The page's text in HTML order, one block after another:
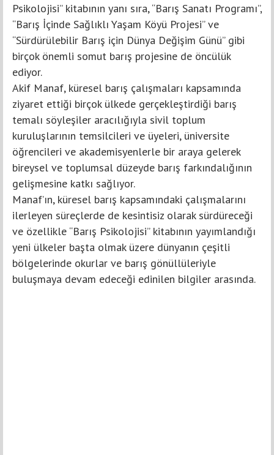
Psikolojisi” kitabının yanı sıra, “Barış Sanatı Programı”,
“Barış İçinde Sağlıklı Yaşam Köyü Projesi” ve
“Sürdürülebilir Barış için Dünya Değişim Günü” gibi
birçok önemli somut barış projesine de öncülük
ediyor.
Akif Manaf, küresel barış çalışmaları kapsamında
ziyaret ettiği birçok ülkede gerçekleştirdiği barış
temalı söyleşiler aracılığıyla sivil toplum
kuruluşlarının temsilcileri ve üyeleri, üniversite
öğrencileri ve akademisyenlerle bir araya gelerek
bireysel ve toplumsal düzeyde barış farkındalığının
gelişmesine katkı sağlıyor.
Manaf’ın, küresel barış kapsamındaki çalışmalarını
ilerleyen süreçlerde de kesintisiz olarak sürdüreceği
ve özellikle “Barış Psikolojisi” kitabının yayımlandığı
yeni ülkeler başta olmak üzere dünyanın çeşitli
bölgelerinde okurlar ve barış gönüllüleriyle
buluşmaya devam edeceği edinilen bilgiler arasında.